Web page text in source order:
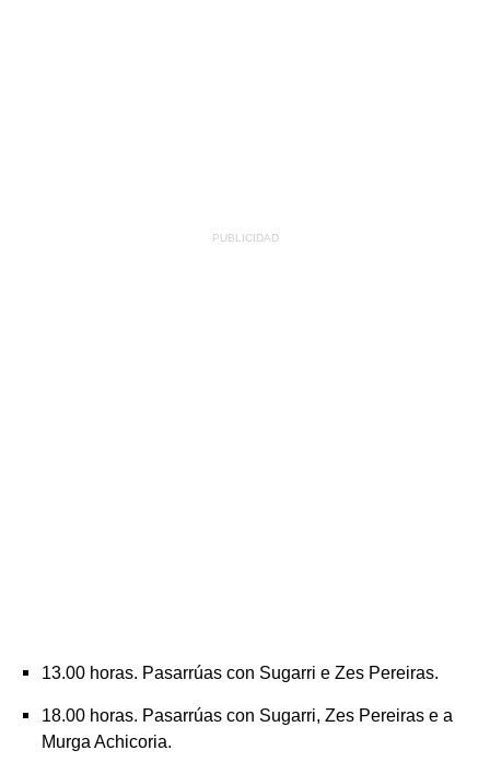
13.00 horas. Pasarrúas con Sugarri e Zes Pereiras.
18.00 horas. Pasarrúas con Sugarri, Zes Pereiras e a
Murga Achicoria.